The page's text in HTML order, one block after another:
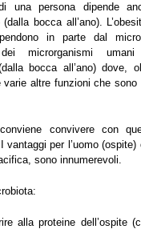
una persona dipende
bocca all’ano).
in parte dal
microrganismi
bocca all’ano) dove,
varie altre funzioni che
convivere con
vantaggi per l’uomo
sono innumerevoli.
alla proteine dell’ospite